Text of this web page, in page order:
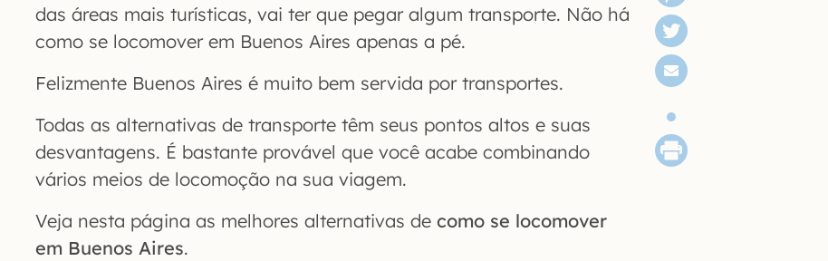
das áreas mais turísticas, vai ter que pegar algum transporte. Não há
como se locomover em Buenos Aires apenas a pé.
Felizmente Buenos Aires é muito bem servida por transportes.
Todas as alternativas de transporte têm seus pontos altos e suas
desvantagens. É bastante provável que você acabe combinando
vários meios de locomoção na sua viagem.
Veja nesta página as melhores alternativas de como se locomover
em Buenos Aires.